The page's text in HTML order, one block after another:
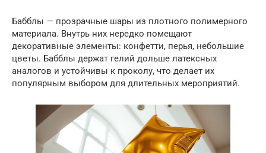
Бабблы — прозрачные шары из плотного полимерного
материала. Внутрь них нередко помещают
декоративные элементы: конфетти, перья, небольшие
цветы. Бабблы держат гелий дольше латексных
аналогов и устойчивы к проколу, что делает их
популярным выбором для длительных мероприятий.